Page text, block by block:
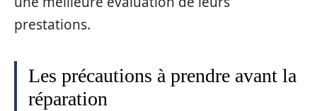
prestations.
Les précautions à prendre avant la
réparation